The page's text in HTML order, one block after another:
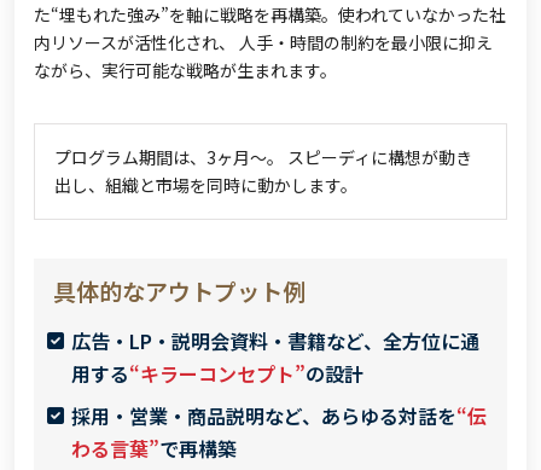
た“埋もれた強み”を軸に戦略を再構築。使われていなかった社
内リソースが活性化され、 人手・時間の制約を最小限に抑え
ながら、実行可能な戦略が生まれます。
プログラム期間は、3ヶ月〜。 スピーディに構想が動き
出し、組織と市場を同時に動かします。
具体的なアウトプット例
広告・LP・説明会資料・書籍など、全方位に通
用する“キラーコンセプト”の設計
採用・営業・商品説明など、あらゆる対話を“伝
わる言葉”で再構築